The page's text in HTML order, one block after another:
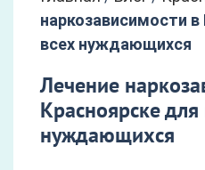
наркозависимости
всех нуждающихся
Лечение
Красноярске для
нуждающихся